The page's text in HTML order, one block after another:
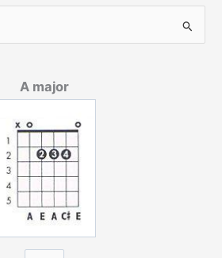
A major